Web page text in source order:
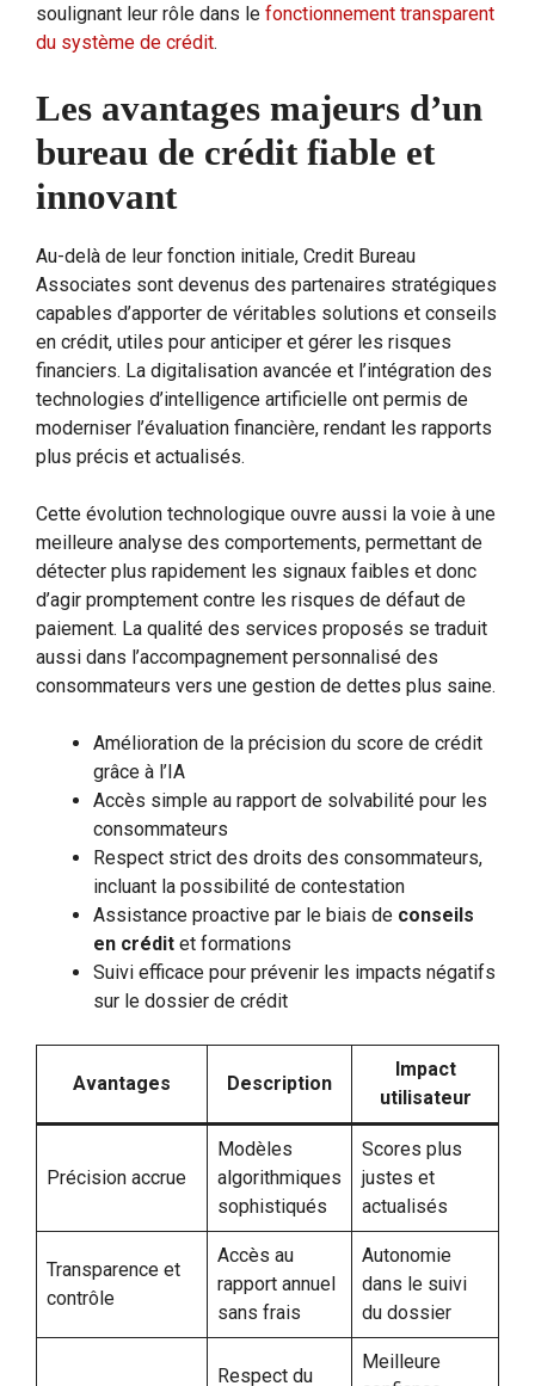
soulignant leur rôle dans le fonctionnement transparent
du système de crédit.
Les avantages majeurs d’un
bureau de crédit fiable et
innovant
Au-delà de leur fonction initiale, Credit Bureau
Associates sont devenus des partenaires stratégiques
capables d’apporter de véritables solutions et conseils
en crédit, utiles pour anticiper et gérer les risques
financiers. La digitalisation avancée et l’intégration des
technologies d’intelligence artificielle ont permis de
moderniser l’évaluation financière, rendant les rapports
plus précis et actualisés.
Cette évolution technologique ouvre aussi la voie à une
meilleure analyse des comportements, permettant de
détecter plus rapidement les signaux faibles et donc
d’agir promptement contre les risques de défaut de
paiement. La qualité des services proposés se traduit
aussi dans l’accompagnement personnalisé des
consommateurs vers une gestion de dettes plus saine.
Amélioration de la précision du score de crédit
grâce à l’IA
Accès simple au rapport de solvabilité pour les
consommateurs
Respect strict des droits des consommateurs,
incluant la possibilité de contestation
Assistance proactive par le biais de conseils
en crédit et formations
Suivi efficace pour prévenir les impacts négatifs
sur le dossier de crédit
Avantages Description
Impact
utilisateur
Précision accrue
Modèles
algorithmiques
sophistiqués
Scores plus
justes et
actualisés
Transparence et
contrôle
Accès au
rapport annuel
sans frais
Autonomie
dans le suivi
du dossier
Respect du
Meilleure